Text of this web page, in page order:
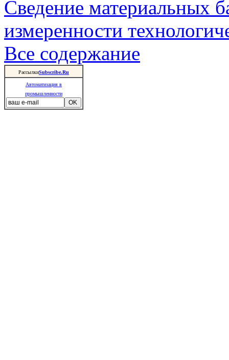
Сведение материальных
измеренности
Все содержание
РассылкиSubscribe.Ru
Автоматизация в
промышленности